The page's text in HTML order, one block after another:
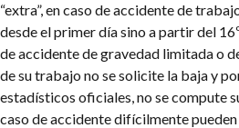
“extra”, en caso de accidente de
desde el primer día sino a partir del
de accidente de gravedad limitada o
de su trabajo no se solicite la baja y
estadísticos oficiales, no se compute
caso de accidente difícilmente